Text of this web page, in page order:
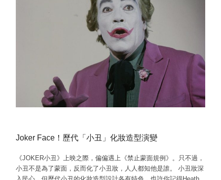
Joker Face！歷代「小丑」化妝造型演變
《JOKER小丑》上映之際，偏偏遇上《禁止蒙面規例》。只不過，
小丑不是為了蒙面，反而化了小丑妝，人人都知他是誰。 小丑妝深
入民心，但歷代小丑的化妝造型設計各有特色，也許你記得Heath